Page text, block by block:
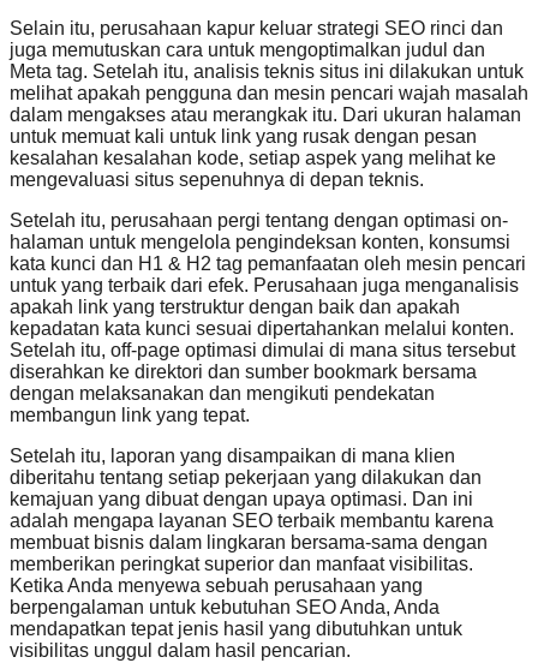
Selain itu, perusahaan kapur keluar strategi SEO rinci dan
juga memutuskan cara untuk mengoptimalkan judul dan
Meta tag. Setelah itu, analisis teknis situs ini dilakukan untuk
melihat apakah pengguna dan mesin pencari wajah masalah
dalam mengakses atau merangkak itu. Dari ukuran halaman
untuk memuat kali untuk link yang rusak dengan pesan
kesalahan kesalahan kode, setiap aspek yang melihat ke
mengevaluasi situs sepenuhnya di depan teknis.
Setelah itu, perusahaan pergi tentang dengan optimasi on-
halaman untuk mengelola pengindeksan konten, konsumsi
kata kunci dan H1 & H2 tag pemanfaatan oleh mesin pencari
untuk yang terbaik dari efek. Perusahaan juga menganalisis
apakah link yang terstruktur dengan baik dan apakah
kepadatan kata kunci sesuai dipertahankan melalui konten.
Setelah itu, off-page optimasi dimulai di mana situs tersebut
diserahkan ke direktori dan sumber bookmark bersama
dengan melaksanakan dan mengikuti pendekatan
membangun link yang tepat.
Setelah itu, laporan yang disampaikan di mana klien
diberitahu tentang setiap pekerjaan yang dilakukan dan
kemajuan yang dibuat dengan upaya optimasi. Dan ini
adalah mengapa layanan SEO terbaik membantu karena
membuat bisnis dalam lingkaran bersama-sama dengan
memberikan peringkat superior dan manfaat visibilitas.
Ketika Anda menyewa sebuah perusahaan yang
berpengalaman untuk kebutuhan SEO Anda, Anda
mendapatkan tepat jenis hasil yang dibutuhkan untuk
visibilitas unggul dalam hasil pencarian.